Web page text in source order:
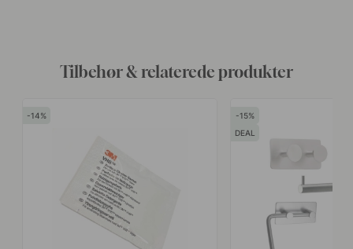
Tilbehør & relaterede produkter
14
15
DEAL